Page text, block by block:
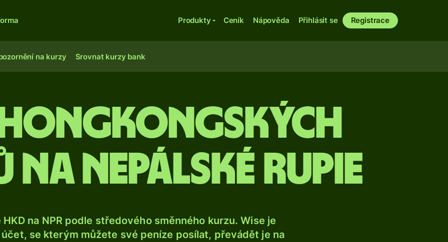
Produkty Ceník Nápověda Přihlásit se Registrace
na kurzy Srovnat kurzy bank
nepálské rupie
na NPR podle středového směnného kurzu. Wise je
se kterým můžete své peníze posílat, převádět je na